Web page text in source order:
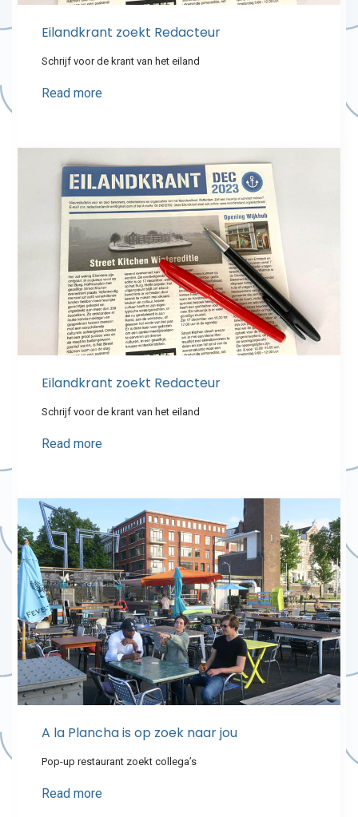
Eilandkrant zoekt Redacteur
Schrijf voor de krant van het eiland
Read more
Eilandkrant zoekt Redacteur
Schrijf voor de krant van het eiland
Read more
A la Plancha is op zoek naar jou
Pop-up restaurant zoekt collega’s
Read more